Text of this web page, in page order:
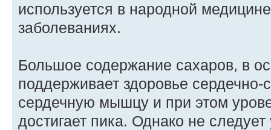
используется в народной
заболеваниях.
Большое содержание сахаров, в
поддерживает здоровье сердечно-
сердечную мышцу и при этом
достигает пика. Однако не